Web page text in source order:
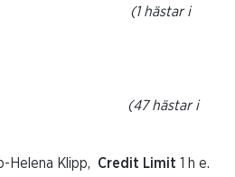
(1 hästar i
(47 hästar i
Helena Klipp, Credit Limit 1 h e.